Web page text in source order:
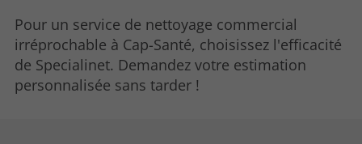
Pour un service de nettoyage commercial
irréprochable à Cap-Santé, choisissez l'efficacité
de Specialinet. Demandez votre estimation
personnalisée sans tarder !